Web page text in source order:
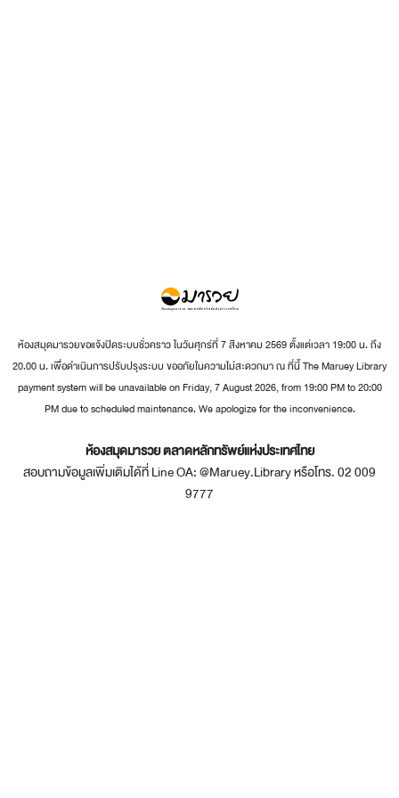
ห้องสมุดมารวยขอแจ้งปิดระบบชั่วคราว ในวันศุกร์ที่ 7 สิงหาคม 2569 ตั้งแต่เวลา 19:00 น. ถึง
20.00 น. เพื่อดำเนินการปรับปรุงระบบ ขออภัยในความไม่สะดวกมา ณ ที่นี้ The Maruey Library
payment system will be unavailable on Friday, 7 August 2026, from 19:00 PM to 20:00
PM due to scheduled maintenance. We apologize for the inconvenience.
ห้องสมุดมารวย ตลาดหลักทรัพย์แห่งประเทศไทย
สอบถามข้อมูลเพิ่มเติมได้ที่ Line OA: @Maruey.Library หรือโทร. 02 009
9777